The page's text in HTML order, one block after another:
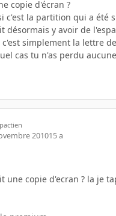
copie d'écran ?
c'est la partition qui a été
désormais y avoir de
simplement la lettre
cas tu n'as perdu
201015 a
une copie d'ecran ? la je